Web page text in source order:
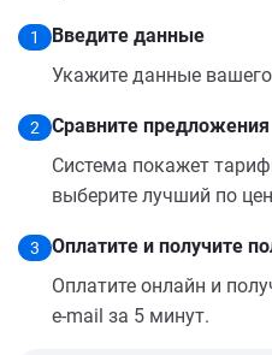
1
Введите данные
Укажите данные
2
Сравните предложения
Система покажет
выберите лучший по
3
Оплатите и получите
Оплатите онлайн и
e-mail за 5 минут.